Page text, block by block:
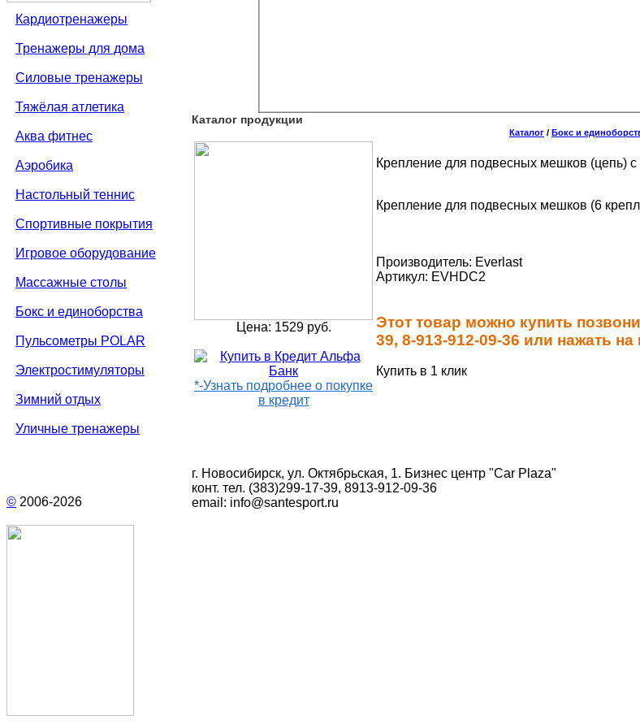
Кардиотренажеры
Тренажеры для дома
Силовые тренажеры
Тяжёлая атлетика
Аква фитнес
Аэробика
Настольный теннис
Спортивные покрытия
Игровое оборудование
Массажные столы
Бокс и единоборства
Пульсометры POLAR
Электростимуляторы
Зимний отдых
Уличные тренажеры
Каталог продукции
Каталог / Бокс и
Цена: 1529 руб.
*-Узнать подробнее о покупке
в кредит
Крепление для подвесных мешков (цепь)
Крепление для подвесных мешков (6
Производитель: Everlast
Артикул: EVHDC2
Этот товар можно купить
39, 8-913-912-09-36 или нажать на
Купить в 1 клик
© 2006-2026
г. Новосибирск, ул. Октябрьская, 1. Бизнес центр "Car Plaza"
конт. тел. (383)299-17-39, 8913-912-09-36
email: info@santesport.ru